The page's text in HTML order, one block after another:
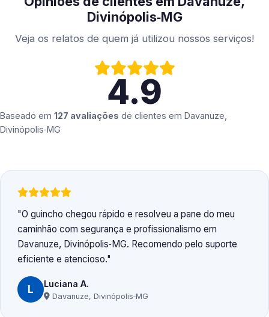
Divinópolis‑MG
Veja os relatos de quem já utilizou nossos serviços!
4.9
Baseado em 127 avaliações de clientes em Davanuze,
Divinópolis‑MG
O guincho chegou rápido e resolveu a pane do meu
caminhão com segurança e profissionalismo em
Davanuze, Divinópolis‑MG. Recomendo pelo suporte
eficiente e atencioso.
L Luciana A.
Davanuze, Divinópolis‑MG